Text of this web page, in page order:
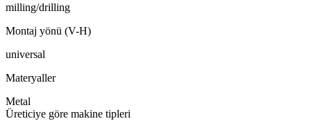
milling/drilling
Montaj yönü (V-H)
universal
Materyaller
Metal
Üreticiye göre makine tipleri